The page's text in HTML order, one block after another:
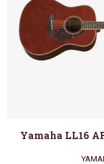
Yamaha LL16